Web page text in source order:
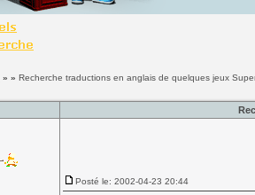
» » Recherche traductions en anglais de quelques jeux
Posté le: 2002-04-23 20:44